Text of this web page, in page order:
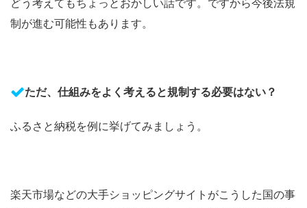
どう考えてもちょっとおかしい話です。ですから今後法規
制が進む可能性もあります。
ただ、仕組みをよく考えると規制する必要はない？
ふるさと納税を例に挙げてみましょう。
楽天市場などの大手ショッピングサイトがこうした国の事